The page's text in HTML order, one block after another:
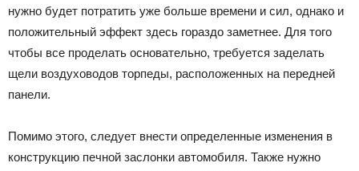
нужно будет потратить уже больше времени и сил, однако и
положительный эффект здесь гораздо заметнее. Для того
чтобы все проделать основательно, требуется заделать
щели воздуховодов торпеды, расположенных на передней
панели.
Помимо этого, следует внести определенные изменения в
конструкцию печной заслонки автомобиля. Также нужно